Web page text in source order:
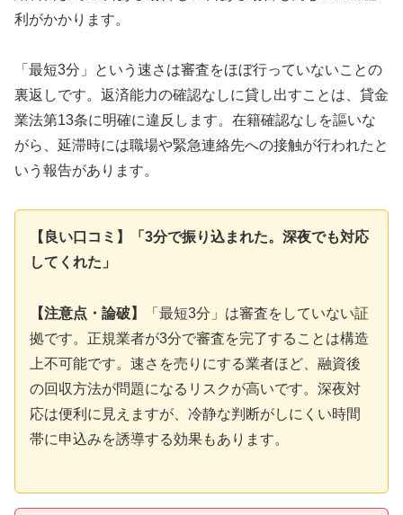
利がかかります。
「最短3分」という速さは審査をほぼ行っていないことの
裏返しです。返済能力の確認なしに貸し出すことは、貸金
業法第13条に明確に違反します。在籍確認なしを謳いな
がら、延滞時には職場や緊急連絡先への接触が行われたと
いう報告があります。
【良い口コミ】「3分で振り込まれた。深夜でも対応
してくれた」
【注意点・論破】
「最短3分」は審査をしていない証
拠です。正規業者が3分で審査を完了することは構造
上不可能です。速さを売りにする業者ほど、融資後
の回収方法が問題になるリスクが高いです。深夜対
応は便利に見えますが、冷静な判断がしにくい時間
帯に申込みを誘導する効果もあります。